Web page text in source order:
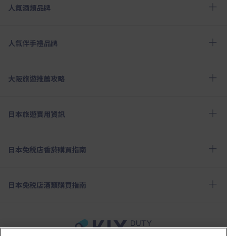
人氣酒類品牌
人氣伴手禮品牌
大阪旅遊推薦攻略
日本旅遊實用資訊
日本免税店香菸購買指南
日本免税店酒類購買指南